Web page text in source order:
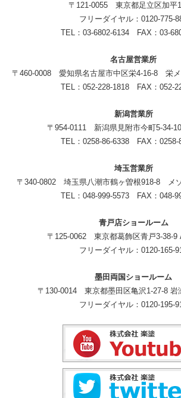
〒121-0055 東京都足立区加平
フリーダイヤル：0120-775-
TEL：03-6802-6134 FAX：03-
名古屋営業所
〒460-0008 愛知県名古屋市中区栄4-16-8 栄メ
TEL：052-228-1818 FAX：052-
新潟営業所
〒954-0111 新潟県見附市今町5-34-
TEL：0258-86-6338 FAX：0258-
埼玉営業所
〒340-0802 埼玉県八潮市鶴ヶ曽根918-8 メ
TEL：048-999-5573 FAX：048-
青戸店ショールーム
〒125-0062 東京都葛飾区青戸3-38-9
フリーダイヤル：0120-165-
墨田両国ショールーム
〒130-0014 東京都墨田区亀沢1-27-8 岩
フリーダイヤル：0120-195-